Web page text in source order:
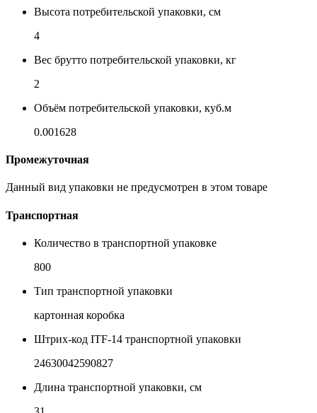
Высота потребительской упаковки, см
4
Вес брутто потребительской упаковки, кг
2
Объём потребительской упаковки, куб.м
0.001628
Промежуточная
Данный вид упаковки не предусмотрен в этом товаре
Транспортная
Количество в транспортной упаковке
800
Тип транспортной упаковки
картонная коробка
Штрих-код ITF-14 транспортной упаковки
24630042590827
Длина транспортной упаковки, см